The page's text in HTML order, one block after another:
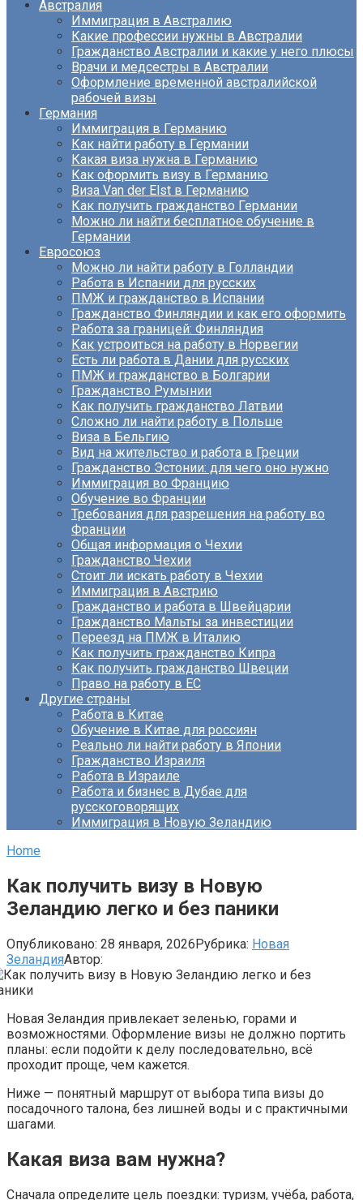
Австралия
Иммиграция в Австралию
Какие профессии нужны в Австралии
Гражданство Австралии и какие у него плюсы
Врачи и медсестры в Австралии
Оформление временной австралийской
рабочей визы
Германия
Иммиграция в Германию
Как найти работу в Германии
Какая виза нужна в Германию
Как оформить визу в Германию
Виза Van der Elst в Германию
Как получить гражданство Германии
Можно ли найти бесплатное обучение в
Германии
Евросоюз
Можно ли найти работу в Голландии
Работа в Испании для русских
ПМЖ и гражданство в Испании
Гражданство Финляндии и как его оформить
Работа за границей: Финляндия
Как устроиться на работу в Норвегии
Есть ли работа в Дании для русских
ПМЖ и гражданство в Болгарии
Гражданство Румынии
Как получить гражданство Латвии
Сложно ли найти работу в Польше
Виза в Бельгию
Вид на жительство и работа в Греции
Гражданство Эстонии: для чего оно нужно
Иммиграция во Францию
Обучение во Франции
Требования для разрешения на работу во
Франции
Общая информация о Чехии
Гражданство Чехии
Стоит ли искать работу в Чехии
Иммиграция в Австрию
Гражданство и работа в Швейцарии
Гражданство Мальты за инвестиции
Переезд на ПМЖ в Италию
Как получить гражданство Кипра
Как получить гражданство Швеции
Право на работу в ЕС
Другие страны
Работа в Китае
Обучение в Китае для россиян
Реально ли найти работу в Японии
Гражданство Израиля
Работа в Израиле
Работа и бизнес в Дубае для
русскоговорящих
Иммиграция в Новую Зеландию
Home
Как получить визу в Новую
Зеландию легко и без паники
Опубликовано: 28 января, 2026Рубрика: Новая
ЗеландияАвтор:
Новая Зеландия привлекает зеленью, горами и
возможностями. Оформление визы не должно портить
планы: если подойти к делу последовательно, всё
проходит проще, чем кажется.
Ниже — понятный маршрут от выбора типа визы до
посадочного талона, без лишней воды и с практичными
шагами.
Какая виза вам нужна?
Сначала определите цель поездки: туризм, учёба, работа,